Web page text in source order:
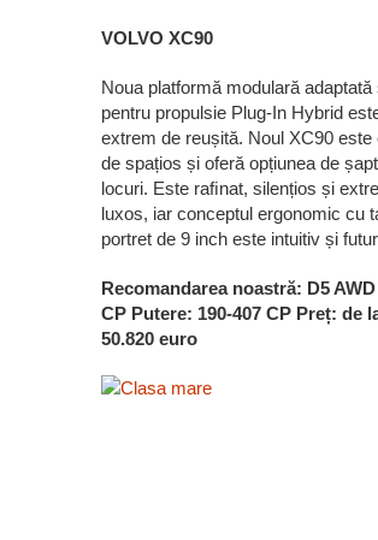
VOLVO XC90
Noua platformă modulară adaptată
pentru propulsie Plug-In Hybrid
extrem de reușită. Noul XC90 este
de spațios și oferă opțiunea de
locuri. Este raﬁnat, silențios și
luxos, iar conceptul ergonomic cu
portret de 9 inch este intuitiv și
Recomandarea noastră: D5
CP Putere: 190-407 CP Preț: de
50.820 euro